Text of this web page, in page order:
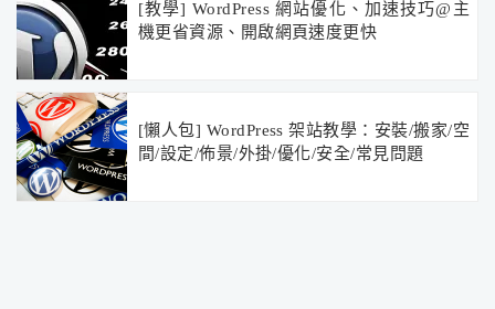
[教學] WordPress 網站優化、加速技巧@主
機更省資源、開啟網頁速度更快
[懶人包] WordPress 架站教學：安裝/搬家/空
間/設定/佈景/外掛/優化/安全/常見問題